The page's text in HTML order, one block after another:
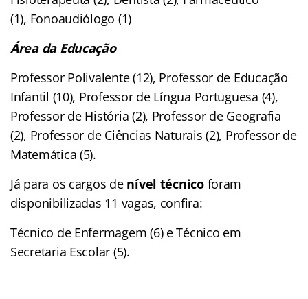
(1), Fonoaudiólogo (1)
Área da Educação
Professor Polivalente (12), Professor de Educação
Infantil (10), Professor de Língua Portuguesa (4),
Professor de História (2), Professor de Geografia
(2), Professor de Ciências Naturais (2), Professor de
Matemática (5).
Já para os cargos de nível técnicoforam
disponibilizadas 11 vagas, confira:
Técnico de Enfermagem (6) e Técnico em
Secretaria Escolar (5).